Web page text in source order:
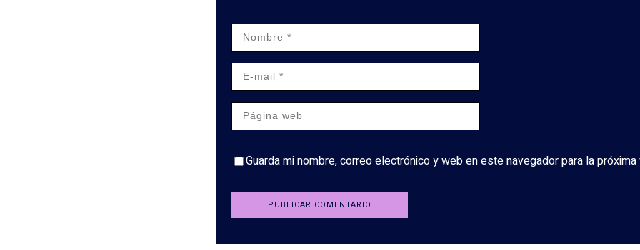
Guarda mi nombre, correo electrónico y web en este navegador para la